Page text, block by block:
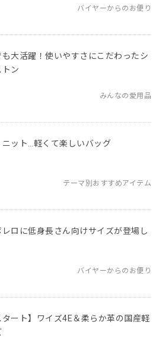
バイヤーからのお便り
大活躍！使いやすさにこだわったシ
トン
みんなの愛用品
ット…軽くて楽しいバッグ
テーマ別おすすめアイテム
ロに低身長さん向けサイズが登場し
バイヤーからのお便り
タート】ワイズ4E＆柔らか革の国産軽